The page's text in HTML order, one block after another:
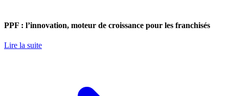
PPF : l’innovation, moteur de croissance pour les franchisés
Lire la suite